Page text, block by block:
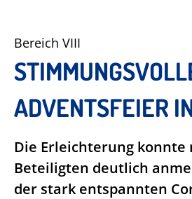
Bereich VIII
ADVENTSFEIER
Die Erleichterung konnte
Beteiligten deutlich
der stark entspannten